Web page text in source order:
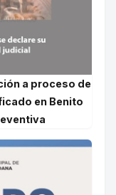
a proceso de
en Benito